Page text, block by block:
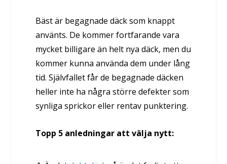
Bäst är begagnade däck som knappt
använts. De kommer fortfarande vara
mycket billigare än helt nya däck, men du
kommer kunna använda dem under lång
tid. Självfallet får de begagnade däcken
heller inte ha några större defekter som
synliga sprickor eller rentav punktering.
Topp 5 anledningar att välja nytt: